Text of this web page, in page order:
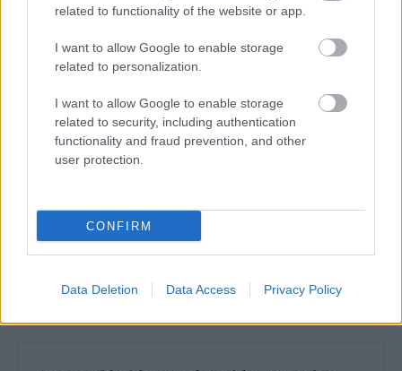
related to functionality of the website or app.
I want to allow Google to enable storage
related to personalization.
I want to allow Google to enable storage
related to security, including authentication
functionality and fraud prevention, and other
user protection.
CONFIRM
Data Deletion Data Access Privacy Policy